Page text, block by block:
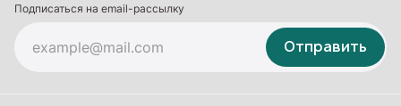
Подписаться на email-рассылку
Отправить